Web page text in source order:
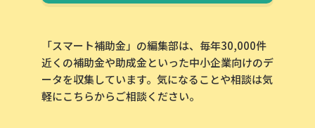
「スマート補助金」の編集部は、毎年30,000件
近くの補助金や助成金といった中小企業向けのデ
ータを収集しています。気になることや相談は気
軽にこちらからご相談ください。